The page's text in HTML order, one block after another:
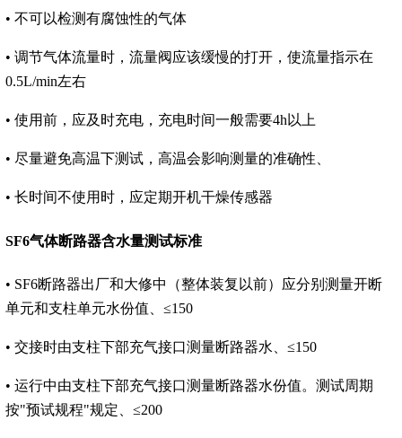
• 不可以检测有腐蚀性的气体
• 调节气体流量时，流量阀应该缓慢的打开，使流量指示在
0.5L/min左右
• 使用前，应及时充电，充电时间一般需要4h以上
• 尽量避免高温下测试，高温会影响测量的准确性、
• 长时间不使用时，应定期开机干燥传感器
SF6气体断路器含水量测试标准
• SF6断路器出厂和大修中（整体装复以前）应分别测量开断
单元和支柱单元水份值、≤150
• 交接时由支柱下部充气接口测量断路器水、≤150
• 运行中由支柱下部充气接口测量断路器水份值。测试周期
按"预试规程"规定、≤200